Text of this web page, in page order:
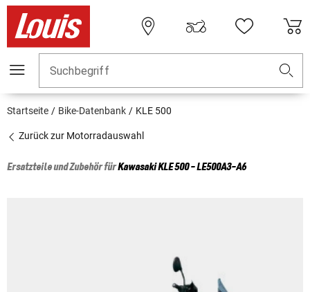
Suchbegriff
Startseite Bike-Datenbank KLE 500
Zurück zur Motorradauswahl
Ersatzteile und Zubehör fürKawasakiKLE 500 - LE500A3-A6